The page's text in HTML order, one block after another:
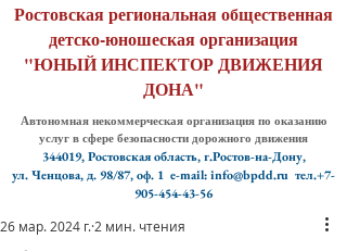
Ростовская региональная общественная
детско-юношеская организация
"ЮНЫЙ ИНСПЕКТОР ДВИЖЕНИЯ
ДОНА"
Автономная некоммерческая организация по оказанию
услуг в сфере безопасности дорожного движения
344019, Ростовская область, г.Ростов-на-Дону,
ул. Ченцова, д. 98/87, оф. 1 e-mail: info@bpdd.ru тел.+7-
905-454-43-56
26 мар. 2024 г. 2 мин. чтения